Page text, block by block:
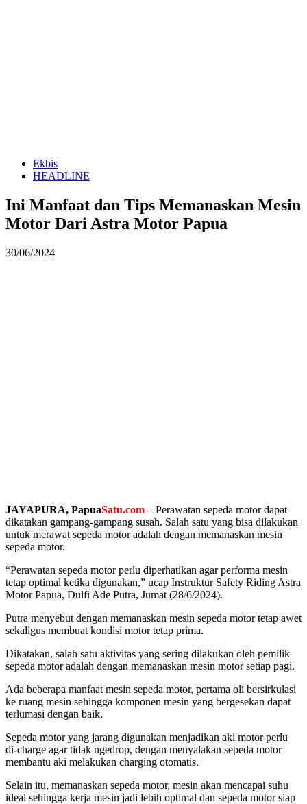
Ekbis
HEADLINE
Ini Manfaat dan Tips Memanaskan Mesin
Motor Dari Astra Motor Papua
30/06/2024
JAYAPURA, PapuaSatu.com – Perawatan sepeda motor dapat
dikatakan gampang-gampang susah. Salah satu yang bisa dilakukan
untuk merawat sepeda motor adalah dengan memanaskan mesin
sepeda motor.
“Perawatan sepeda motor perlu diperhatikan agar performa mesin
tetap optimal ketika digunakan,” ucap Instruktur Safety Riding Astra
Motor Papua, Dulfi Ade Putra, Jumat (28/6/2024).
Putra menyebut dengan memanaskan mesin sepeda motor tetap awet
sekaligus membuat kondisi motor tetap prima.
Dikatakan, salah satu aktivitas yang sering dilakukan oleh pemilik
sepeda motor adalah dengan memanaskan mesin motor setiap pagi.
Ada beberapa manfaat mesin sepeda motor, pertama oli bersirkulasi
ke ruang mesin sehingga komponen mesin yang bergesekan dapat
terlumasi dengan baik.
Sepeda motor yang jarang digunakan menjadikan aki motor perlu
di-charge agar tidak ngedrop, dengan menyalakan sepeda motor
membantu aki melakukan charging otomatis.
Selain itu, memanaskan sepeda motor, mesin akan mencapai suhu
ideal sehingga kerja mesin jadi lebih optimal dan sepeda motor siap